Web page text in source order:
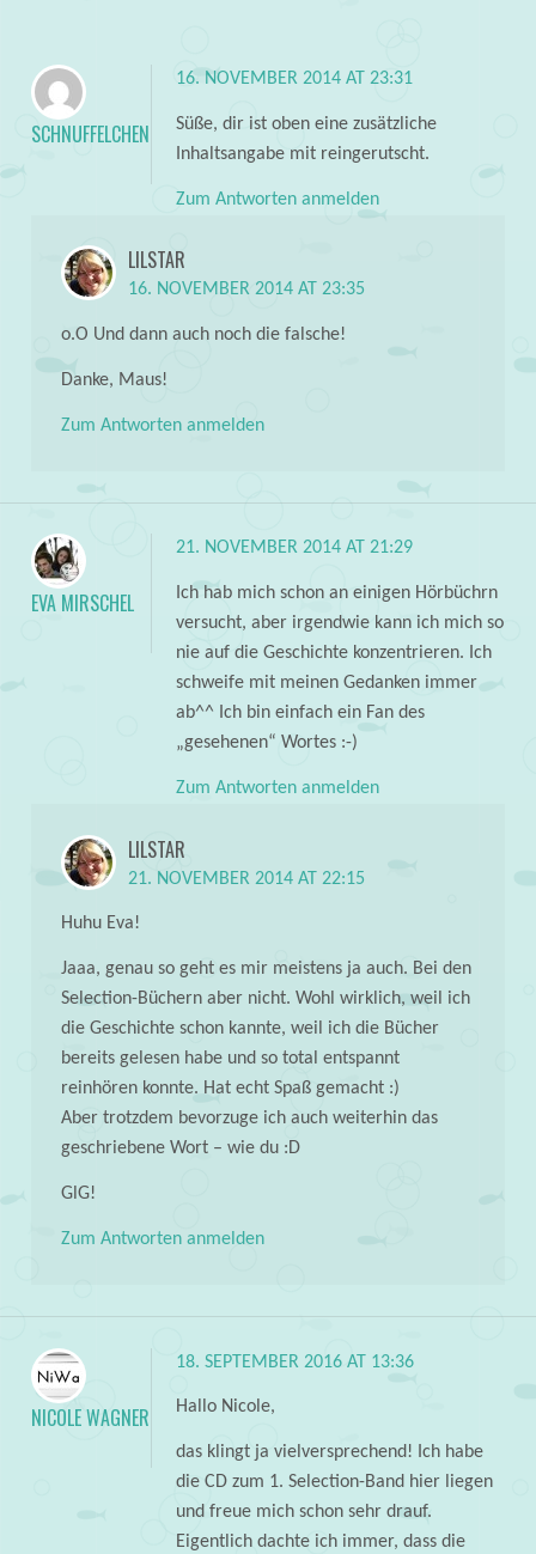
SCHNUFFELCHEN
16. NOVEMBER 2014 AT 23:31
Süße, dir ist oben eine zusätzliche
Inhaltsangabe mit reingerutscht.
Zum Antworten anmelden
LILSTAR
16. NOVEMBER 2014 AT 23:35
o.O Und dann auch noch die falsche!
Danke, Maus!
Zum Antworten anmelden
EVA MIRSCHEL
21. NOVEMBER 2014 AT 21:29
Ich hab mich schon an einigen Hörbüchrn
versucht, aber irgendwie kann ich mich so
nie auf die Geschichte konzentrieren. Ich
schweife mit meinen Gedanken immer
ab^^ Ich bin einfach ein Fan des
„gesehenen“ Wortes :-)
Zum Antworten anmelden
LILSTAR
21. NOVEMBER 2014 AT 22:15
Huhu Eva!
Jaaa, genau so geht es mir meistens ja auch. Bei den
Selection-Büchern aber nicht. Wohl wirklich, weil ich
die Geschichte schon kannte, weil ich die Bücher
bereits gelesen habe und so total entspannt
reinhören konnte. Hat echt Spaß gemacht :)
Aber trotzdem bevorzuge ich auch weiterhin das
geschriebene Wort – wie du :D
GlG!
Zum Antworten anmelden
NICOLE WAGNER
18. SEPTEMBER 2016 AT 13:36
Hallo Nicole,
das klingt ja vielversprechend! Ich habe
die CD zum 1. Selection-Band hier liegen
und freue mich schon sehr drauf.
Eigentlich dachte ich immer, dass die